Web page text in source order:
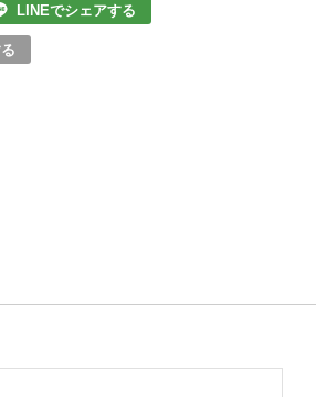
LINEでシェアする